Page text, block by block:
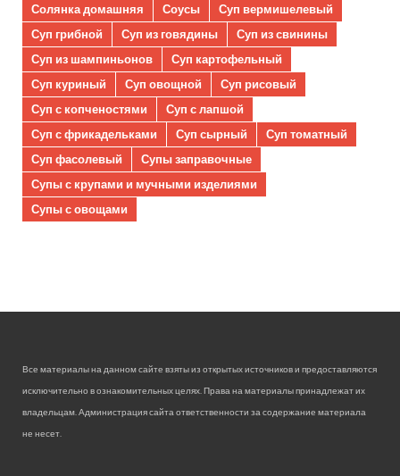
Солянка домашняя
Соусы
Суп вермишелевый
Суп грибной
Суп из говядины
Суп из свинины
Суп из шампиньонов
Суп картофельный
Суп куриный
Суп овощной
Суп рисовый
Суп с копченостями
Суп с лапшой
Суп с фрикадельками
Суп сырный
Суп томатный
Суп фасолевый
Супы заправочные
Супы с крупами и мучными изделиями
Супы с овощами
Все материалы на данном сайте взяты из открытых источников и предоставляются
исключительно в ознакомительных целях. Права на материалы принадлежат их
владельцам. Администрация сайта ответственности за содержание материала
не несет.